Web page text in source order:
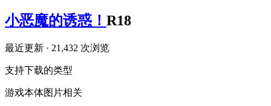
小恶魔的诱惑！ R18
最近更新 · 21,432 次浏览
支持下载的类型
游戏本体图片相关